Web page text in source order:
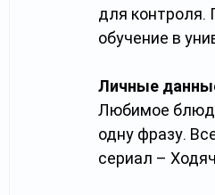
для контроля.
обучение в
Личные
Любимое
одну фразу.
сериал –